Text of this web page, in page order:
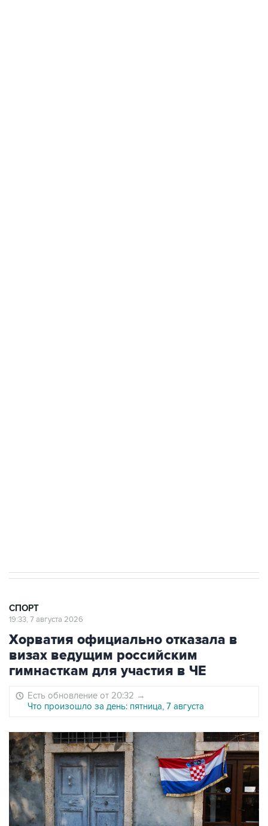
СПОРТ
19:33, 7 августа 2026
Хорватия официально отказала в
визах ведущим российским
гимнасткам для участия в ЧЕ
Есть обновление от 20:32 →
Что произошло за день: пятница, 7 августа